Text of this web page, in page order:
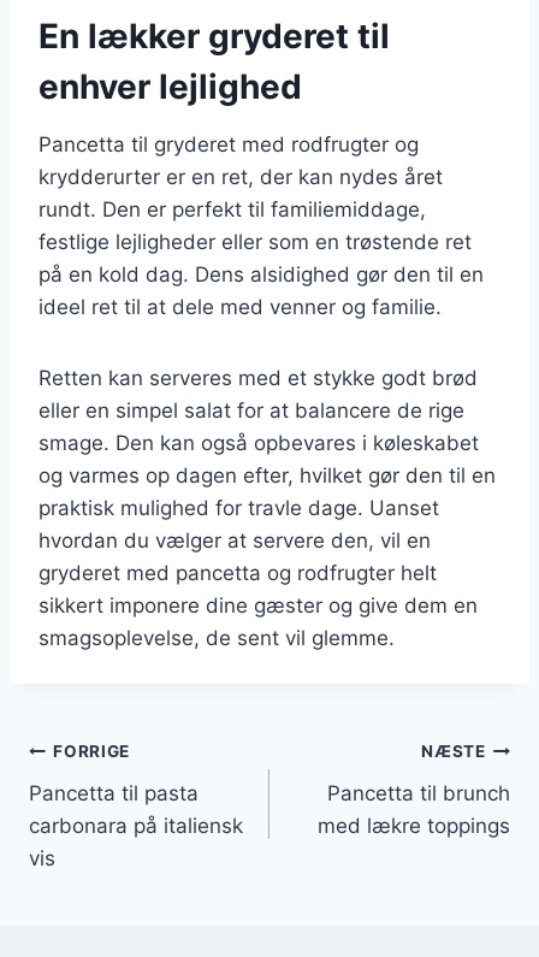
En lækker gryderet til
enhver lejlighed
Pancetta til gryderet med rodfrugter og
krydderurter er en ret, der kan nydes året
rundt. Den er perfekt til familiemiddage,
festlige lejligheder eller som en trøstende ret
på en kold dag. Dens alsidighed gør den til en
ideel ret til at dele med venner og familie.
Retten kan serveres med et stykke godt brød
eller en simpel salat for at balancere de rige
smage. Den kan også opbevares i køleskabet
og varmes op dagen efter, hvilket gør den til en
praktisk mulighed for travle dage. Uanset
hvordan du vælger at servere den, vil en
gryderet med pancetta og rodfrugter helt
sikkert imponere dine gæster og give dem en
smagsoplevelse, de sent vil glemme.
Indlægsnavigation
FORRIGE
Pancetta til pasta
carbonara på italiensk
vis
NÆSTE
Pancetta til brunch
med lækre toppings